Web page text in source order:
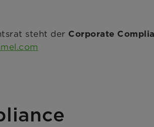
steht der Corporate